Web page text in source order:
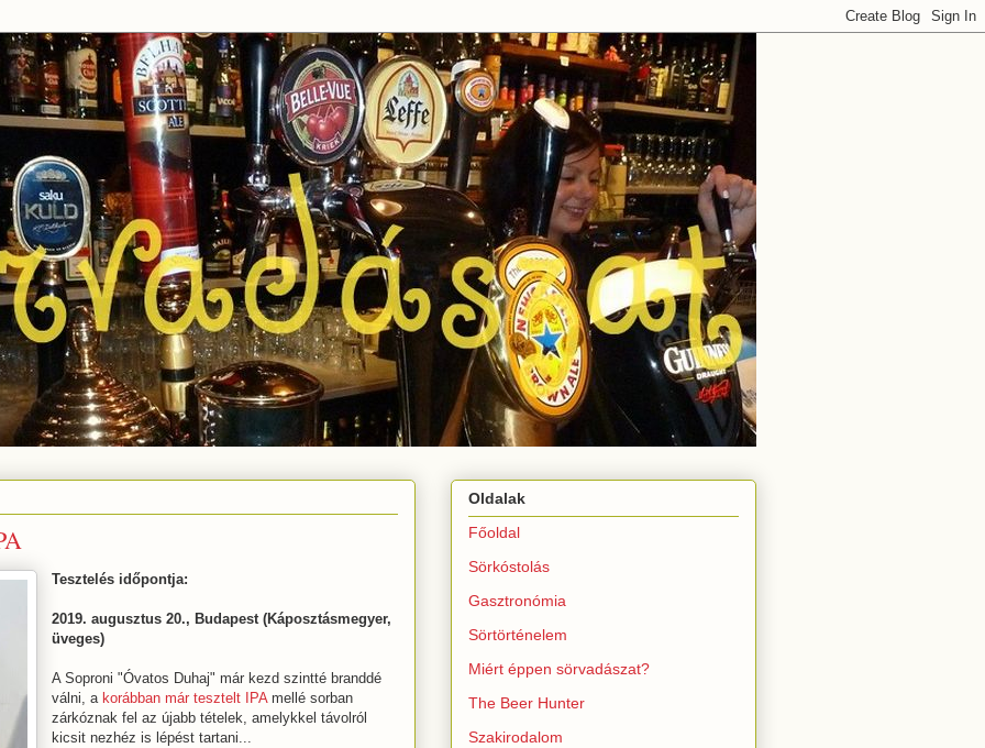
Tesztelés időpontja:
2019. augusztus 20., Budapest (Káposztásmegyer,
üveges)
A Soproni "Óvatos Duhaj" már kezd szintté branddé
válni, a korábban már tesztelt IPAmellé sorban
zárkóznak fel az újabb tételek, amelykkel távolról
kicsit nezhéz is lépést tartani...
Oldalak
Főoldal
Sörkóstolás
Gasztronómia
Sörtörténelem
Miért éppen sörvadászat?
The Beer Hunter
Szakirodalom